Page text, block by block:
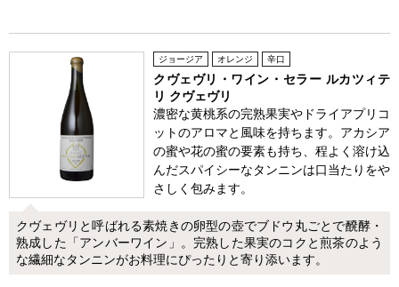
ジョージア オレンジ 辛口
クヴェヴリ・ワイン・セラー ルカツィテ
リ クヴェヴリ
濃密な黄桃系の完熟果実やドライアプリコ
ットのアロマと風味を持ちます。アカシア
の蜜や花の蜜の要素も持ち、程よく溶け込
んだスパイシーなタンニンは口当たりをや
さしく包みます。
クヴェヴリと呼ばれる素焼きの卵型の壺でブドウ丸ごとで醗酵・
熟成した「アンバーワイン」。完熟した果実のコクと煎茶のよう
な繊細なタンニンがお料理にぴったりと寄り添います。